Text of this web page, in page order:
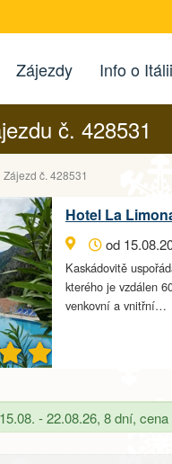
Zájezdy Info o Itálii
č. 428531
Zájezd č. 428531
Hotel La
od
Kaskádovitě
kterého je vzdálen
venkovní a vnitřní…